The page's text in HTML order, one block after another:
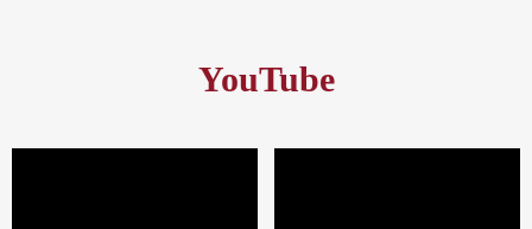
YouTube